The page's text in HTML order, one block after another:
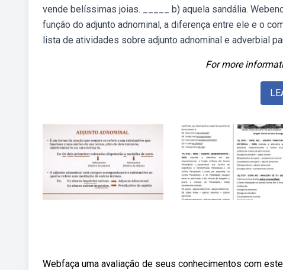
vende belíssimas joias. _____ b) aquela sandália.
função do adjunto adnominal, a diferença entre ele e o
lista de atividades sobre adjunto adnominal e adverbial
For more
Webfaça uma avaliação de seus conhecimentos com